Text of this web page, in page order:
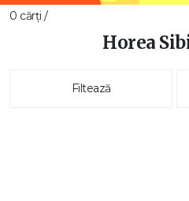
0 cărți /
Horea
Filtează